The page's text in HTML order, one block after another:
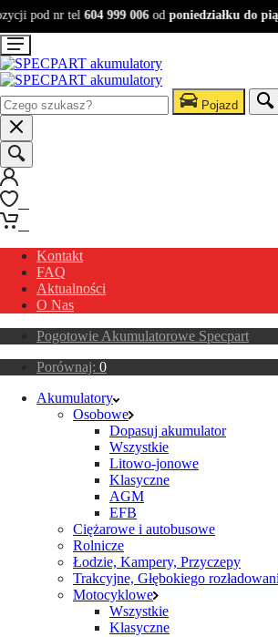
pod nr tel604 999 006odponiedziałku do
Pojazd
Kontakt
FAQ
Aktualności
O Nas
Pogotowie Akumulatorowe Specpart
Porównaj: 0
Akumulatory
Osobowe
Dopasuj akumulator
Wszystkie
Litowo-jonowe
Klasyczne
AGM
EFB
Ciężarowe i autobusowe
Rolnicze
Łodzie, Kampery, Przyczepy
Trakcyjne, Głębokiego
Motocyklowe
Wszystkie
Klasyczne